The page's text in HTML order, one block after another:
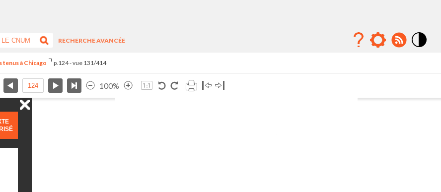
RECHERCHE AVANCÉE
tenus à Chicago p.124 - vue 131/414
100%